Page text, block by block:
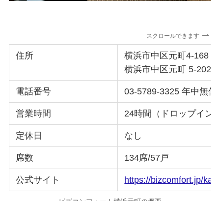
スクロールできます
住所
横浜市中区元町4-168
横浜市中区元町 5-202
電話番号 03-5789-3325 年中無
営業時間 24時間（ドロップイン
定休日 なし
席数 134席/57戸
公式サイト https://bizcomfort.jp/